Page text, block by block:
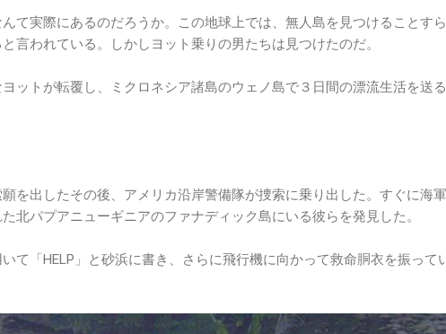
て実際にあるのだろうか。この地球上では、無人島を見つけることす
言われている。しかしヨット乗りの男たちは見つけたのだ。
ットが転覆し、ミクロネシア諸島のウェノ島で３日間の漂流生活を送
を出したその後、アメリカ沿岸警備隊が捜索に乗り出した。すぐに海
北パプアニューギニアのファナディック島にいる彼らを発見した。
て「HELP」と砂浜に書き、さらに飛行機に向かって救命胴衣を振って